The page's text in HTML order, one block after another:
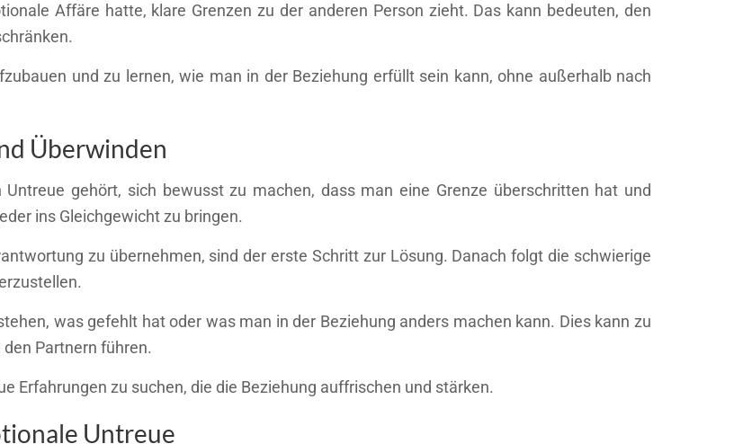
Affäre hatte, klare Grenzen zu der anderen Person zieht. Das kann bedeuten, den
und zu lernen, wie man in der Beziehung erfüllt sein kann, ohne außerhalb nach
Überwinden
gehört, sich bewusst zu machen, dass man eine Grenze überschritten hat und
ins Gleichgewicht zu bringen.
zu übernehmen, sind der erste Schritt zur Lösung. Danach folgt die schwierige
was gefehlt hat oder was man in der Beziehung anders machen kann. Dies kann zu
Partnern führen.
Erfahrungen zu suchen, die die Beziehung auffrischen und stärken.
Untreue